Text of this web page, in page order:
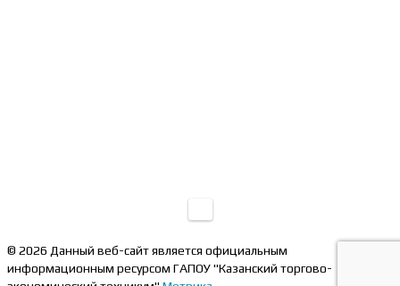
© 2026 Данный веб-сайт является официальным
информационным ресурсом ГАПОУ "Казанский торгово-